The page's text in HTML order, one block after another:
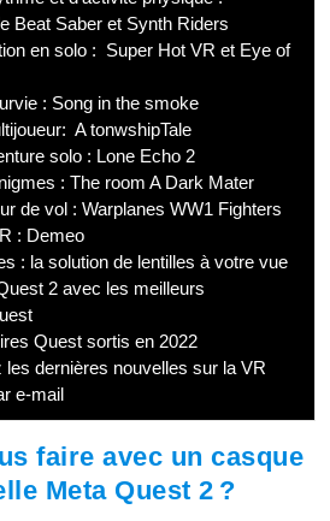
Beat Saber et Synth Riders
en solo : Super Hot VR et Eye of
: Song in the smoke
A tonwshipTale
solo : Lone Echo 2
: The room A Dark Mater
de vol : Warplanes WW1 Fighters
: Demeo
: la solution de lentilles à votre vue
2 avec les meilleurs
Quest sortis en 2022
les dernières nouvelles sur la VR
e-mail
faire avec un casque
Meta Quest 2 ?